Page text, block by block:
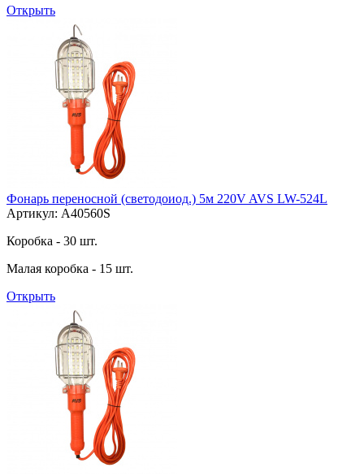
Открыть
Фонарь переносной (светодоиод.) 5м 220V AVS LW-524L
Артикул: A40560S
Коробка - 30 шт.
Малая коробка - 15 шт.
Открыть